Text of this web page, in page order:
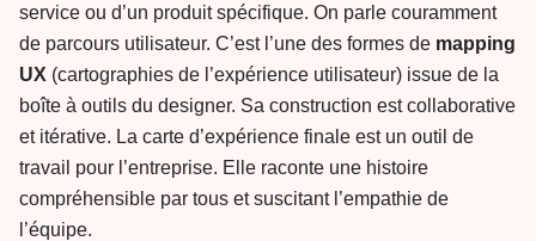
service ou d’un produit spécifique. On parle couramment
de parcours utilisateur. C’est l’une des formes de mapping
UX (cartographies de l’expérience utilisateur) issue de la
boîte à outils du designer. Sa construction est collaborative
et itérative. La carte d’expérience finale est un outil de
travail pour l’entreprise. Elle raconte une histoire
compréhensible par tous et suscitant l’empathie de
l’équipe.